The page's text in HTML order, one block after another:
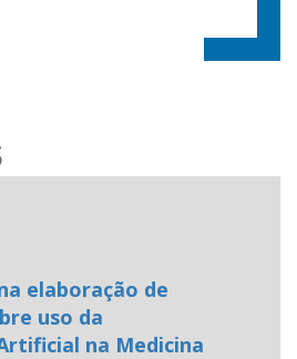
elaboração de
uso da
na Medicina